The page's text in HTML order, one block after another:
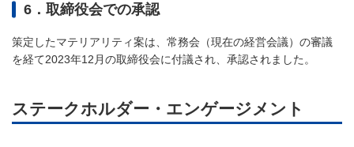
6．取締役会での承認
策定したマテリアリティ案は、常務会（現在の経営会議）の審議
を経て2023年12月の取締役会に付議され、承認されました。
ステークホルダー・エンゲージメント